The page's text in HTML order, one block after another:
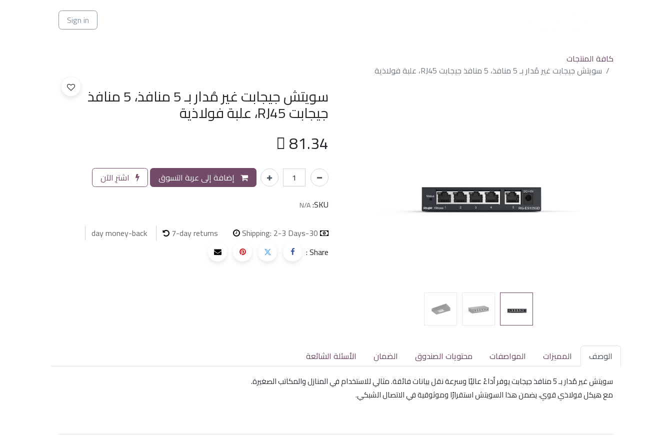
Sign in
كافة المنتجات
سويتش جيجابت غير مُدار بـ 5 منافذ، 5 منافذ جيجابت RJ45، علبة فولاذية
سويتش جيجابت غير مُدار بـ 5 منافذ، 5 منافذ
جيجابت RJ45، علبة فولاذية
81.34
إضافة إلى عربة التسوق
اشترِ الآن
SKU:
N/A
30-day money-back
7-day returns
Shipping: 2-3 Days
Share :
الوصف المميزات المواصفات محتويات الصندوق الضمان الأسئلة الشائعة
سويتش غير مُدار بـ 5 منافذ جيجابت يوفر أداءً عاليًا وسرعة نقل بيانات فائقة. مثالي للاستخدام في المنازل والمكاتب الصغيرة.
مع هيكل فولاذي قوي، يضمن هذا السويتش استقرارًا وموثوقية في الاتصال الشبكي.